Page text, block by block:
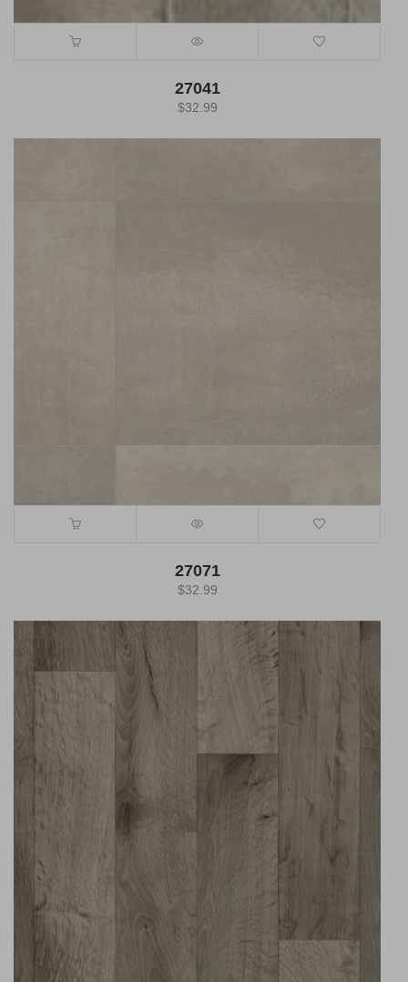
27041
$32.99
27071
$32.99